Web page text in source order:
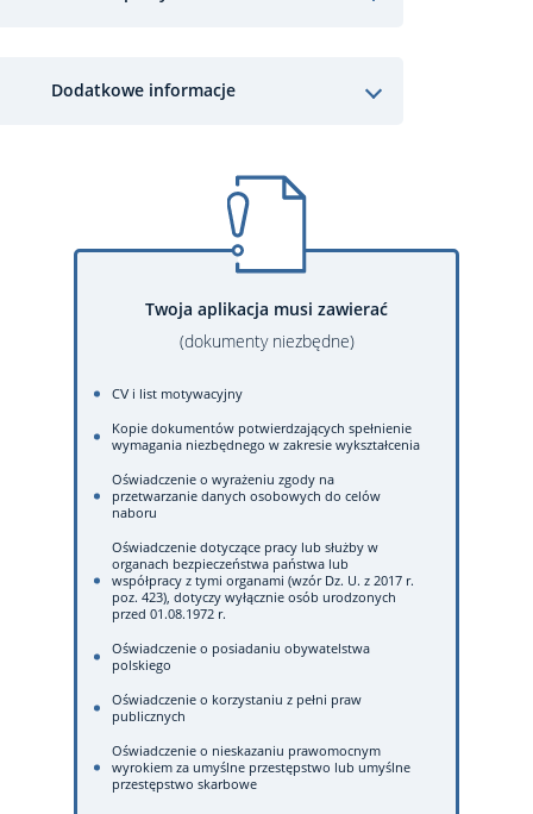
Dodatkowe informacje
Twoja aplikacja musi zawierać
(dokumenty niezbędne)
CV i list motywacyjny
Kopie dokumentów potwierdzających spełnienie
wymagania niezbędnego w zakresie wykształcenia
Oświadczenie o wyrażeniu zgody na
przetwarzanie danych osobowych do celów
naboru
Oświadczenie dotyczące pracy lub służby w
organach bezpieczeństwa państwa lub
współpracy z tymi organami (wzór Dz. U. z 2017 r.
poz. 423), dotyczy wyłącznie osób urodzonych
przed 01.08.1972 r.
Oświadczenie o posiadaniu obywatelstwa
polskiego
Oświadczenie o korzystaniu z pełni praw
publicznych
Oświadczenie o nieskazaniu prawomocnym
wyrokiem za umyślne przestępstwo lub umyślne
przestępstwo skarbowe